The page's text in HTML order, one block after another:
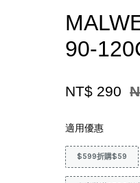
90-
NT$ 290
適用優惠
$599折購$59